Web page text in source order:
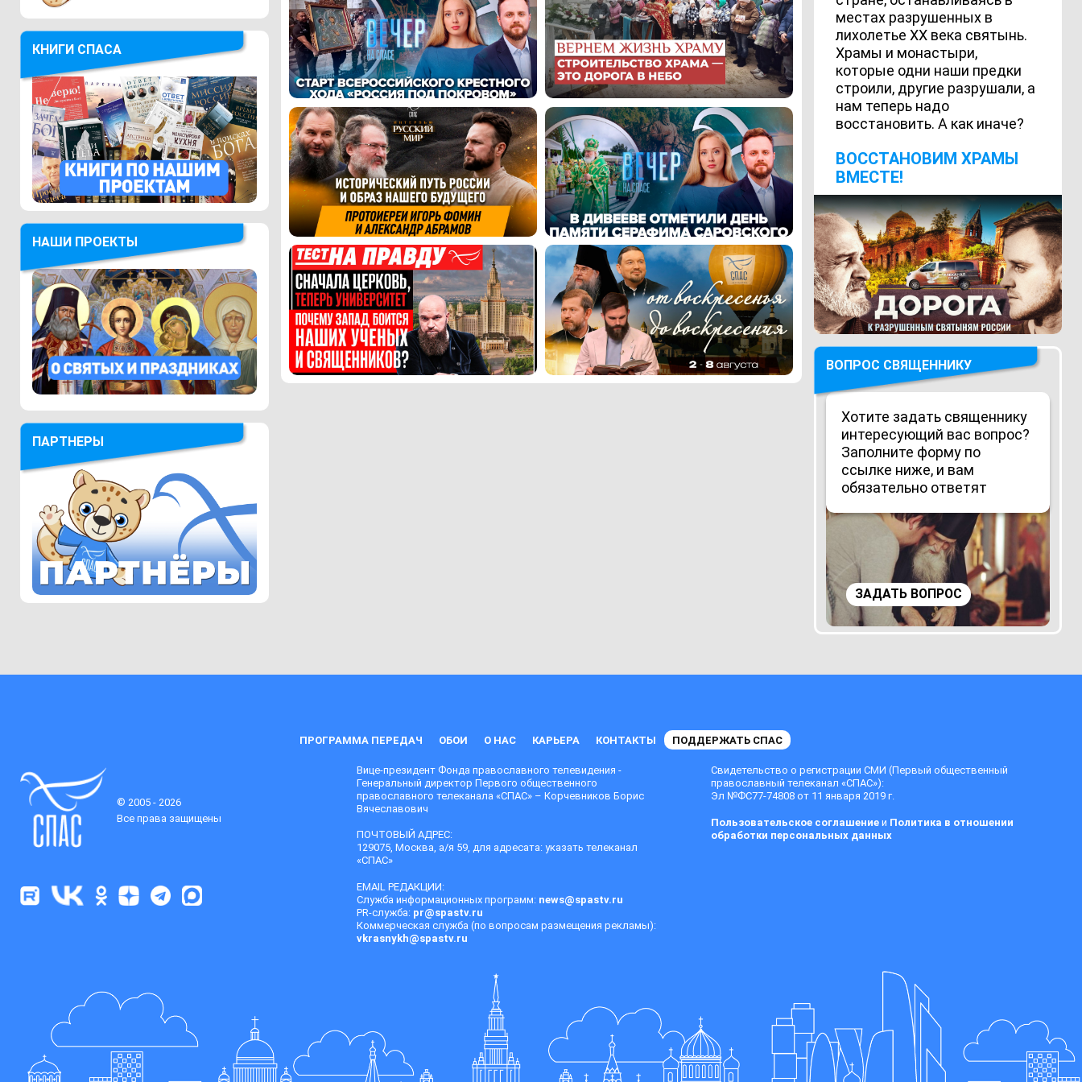
КНИГИ СПАСА
НАШИ ПРОЕКТЫ
ПАРТНЕРЫ
местах разрушенных в
лихолетье ХХ века святынь.
Храмы и монастыри,
которые одни наши предки
строили, другие разрушали, а
нам теперь надо
восстановить. А как иначе?
ВОCСТАНОВИМ ХРАМЫ
ВМЕСТЕ!
ВОПРОС СВЯЩЕННИКУ
Хотите задать священнику
интересующий вас вопрос?
Заполните форму по
ссылке ниже, и вам
обязательно ответят
ЗАДАТЬ ВОПРОС
ПРОГРАММА ПЕРЕДАЧ ОБОИ О НАС КАРЬЕРА КОНТАКТЫ ПОДДЕРЖАТЬ СПАС
© 2005 - 2026
Все права защищены
Вице-президент Фонда православного телевидения -
Генеральный директор Первого общественного
православного телеканала «СПАС» – Корчевников Борис
Вячеславович
ПОЧТОВЫЙ АДРЕС:
129075, Москва, а/я 59, для адресата: указать телеканал
«СПАС»
EMAIL РЕДАКЦИИ:
Служба информационных программ: news@spastv.ru
PR-служба: pr@spastv.ru
Коммерческая служба (по вопросам размещения рекламы):
vkrasnykh@spastv.ru
Свидетельство о регистрации СМИ (Первый общественный
православный телеканал «СПАС»):
Эл №ФС77-74808 от 11 января 2019 г.
Пользовательское соглашениеи Политика в отношении
обработки персональных данных